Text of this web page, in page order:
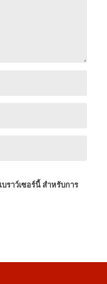
ราว์เซอร์นี้ สำหรับการ